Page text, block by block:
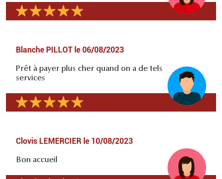
Blanche PILLOT le 06/08/2023
Prêt à payer plus cher quand on a de tels
services
Clovis LEMERCIER le 10/08/2023
Bon accueil